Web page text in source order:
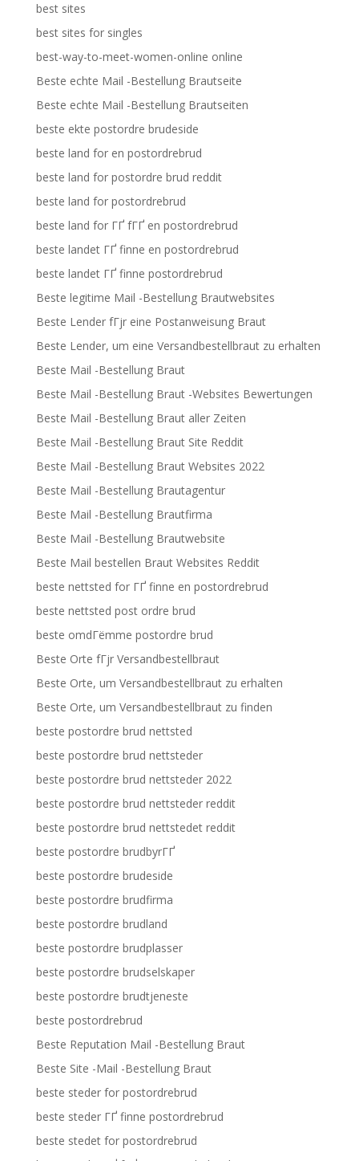
best sites
best sites for singles
best-way-to-meet-women-online online
Beste echte Mail -Bestellung Brautseite
Beste echte Mail -Bestellung Brautseiten
beste ekte postordre brudeside
beste land for en postordrebrud
beste land for postordre brud reddit
beste land for postordrebrud
beste land for ГҐ fГҐ en postordrebrud
beste landet ГҐ finne en postordrebrud
beste landet ГҐ finne postordrebrud
Beste legitime Mail -Bestellung Brautwebsites
Beste Lender fГјr eine Postanweisung Braut
Beste Lender, um eine Versandbestellbraut zu erhalten
Beste Mail -Bestellung Braut
Beste Mail -Bestellung Braut -Websites Bewertungen
Beste Mail -Bestellung Braut aller Zeiten
Beste Mail -Bestellung Braut Site Reddit
Beste Mail -Bestellung Braut Websites 2022
Beste Mail -Bestellung Brautagentur
Beste Mail -Bestellung Brautfirma
Beste Mail -Bestellung Brautwebsite
Beste Mail bestellen Braut Websites Reddit
beste nettsted for ГҐ finne en postordrebrud
beste nettsted post ordre brud
beste omdГёmme postordre brud
Beste Orte fГјr Versandbestellbraut
Beste Orte, um Versandbestellbraut zu erhalten
Beste Orte, um Versandbestellbraut zu finden
beste postordre brud nettsted
beste postordre brud nettsteder
beste postordre brud nettsteder 2022
beste postordre brud nettsteder reddit
beste postordre brud nettstedet reddit
beste postordre brudbyrГҐ
beste postordre brudeside
beste postordre brudfirma
beste postordre brudland
beste postordre brudplasser
beste postordre brudselskaper
beste postordre brudtjeneste
beste postordrebrud
Beste Reputation Mail -Bestellung Braut
Beste Site -Mail -Bestellung Braut
beste steder for postordrebrud
beste steder ГҐ finne postordrebrud
beste stedet for postordrebrud